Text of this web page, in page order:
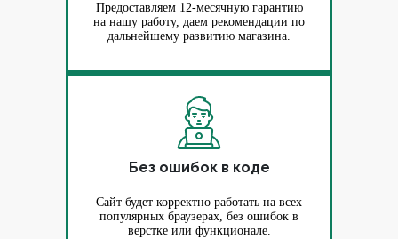
Предоставляем 12-месячную гарантию
на нашу работу, даем рекомендации по
дальнейшему развитию магазина.
Без ошибок в коде
Сайт будет корректно работать на всех
популярных браузерах, без ошибок в
верстке или функционале.